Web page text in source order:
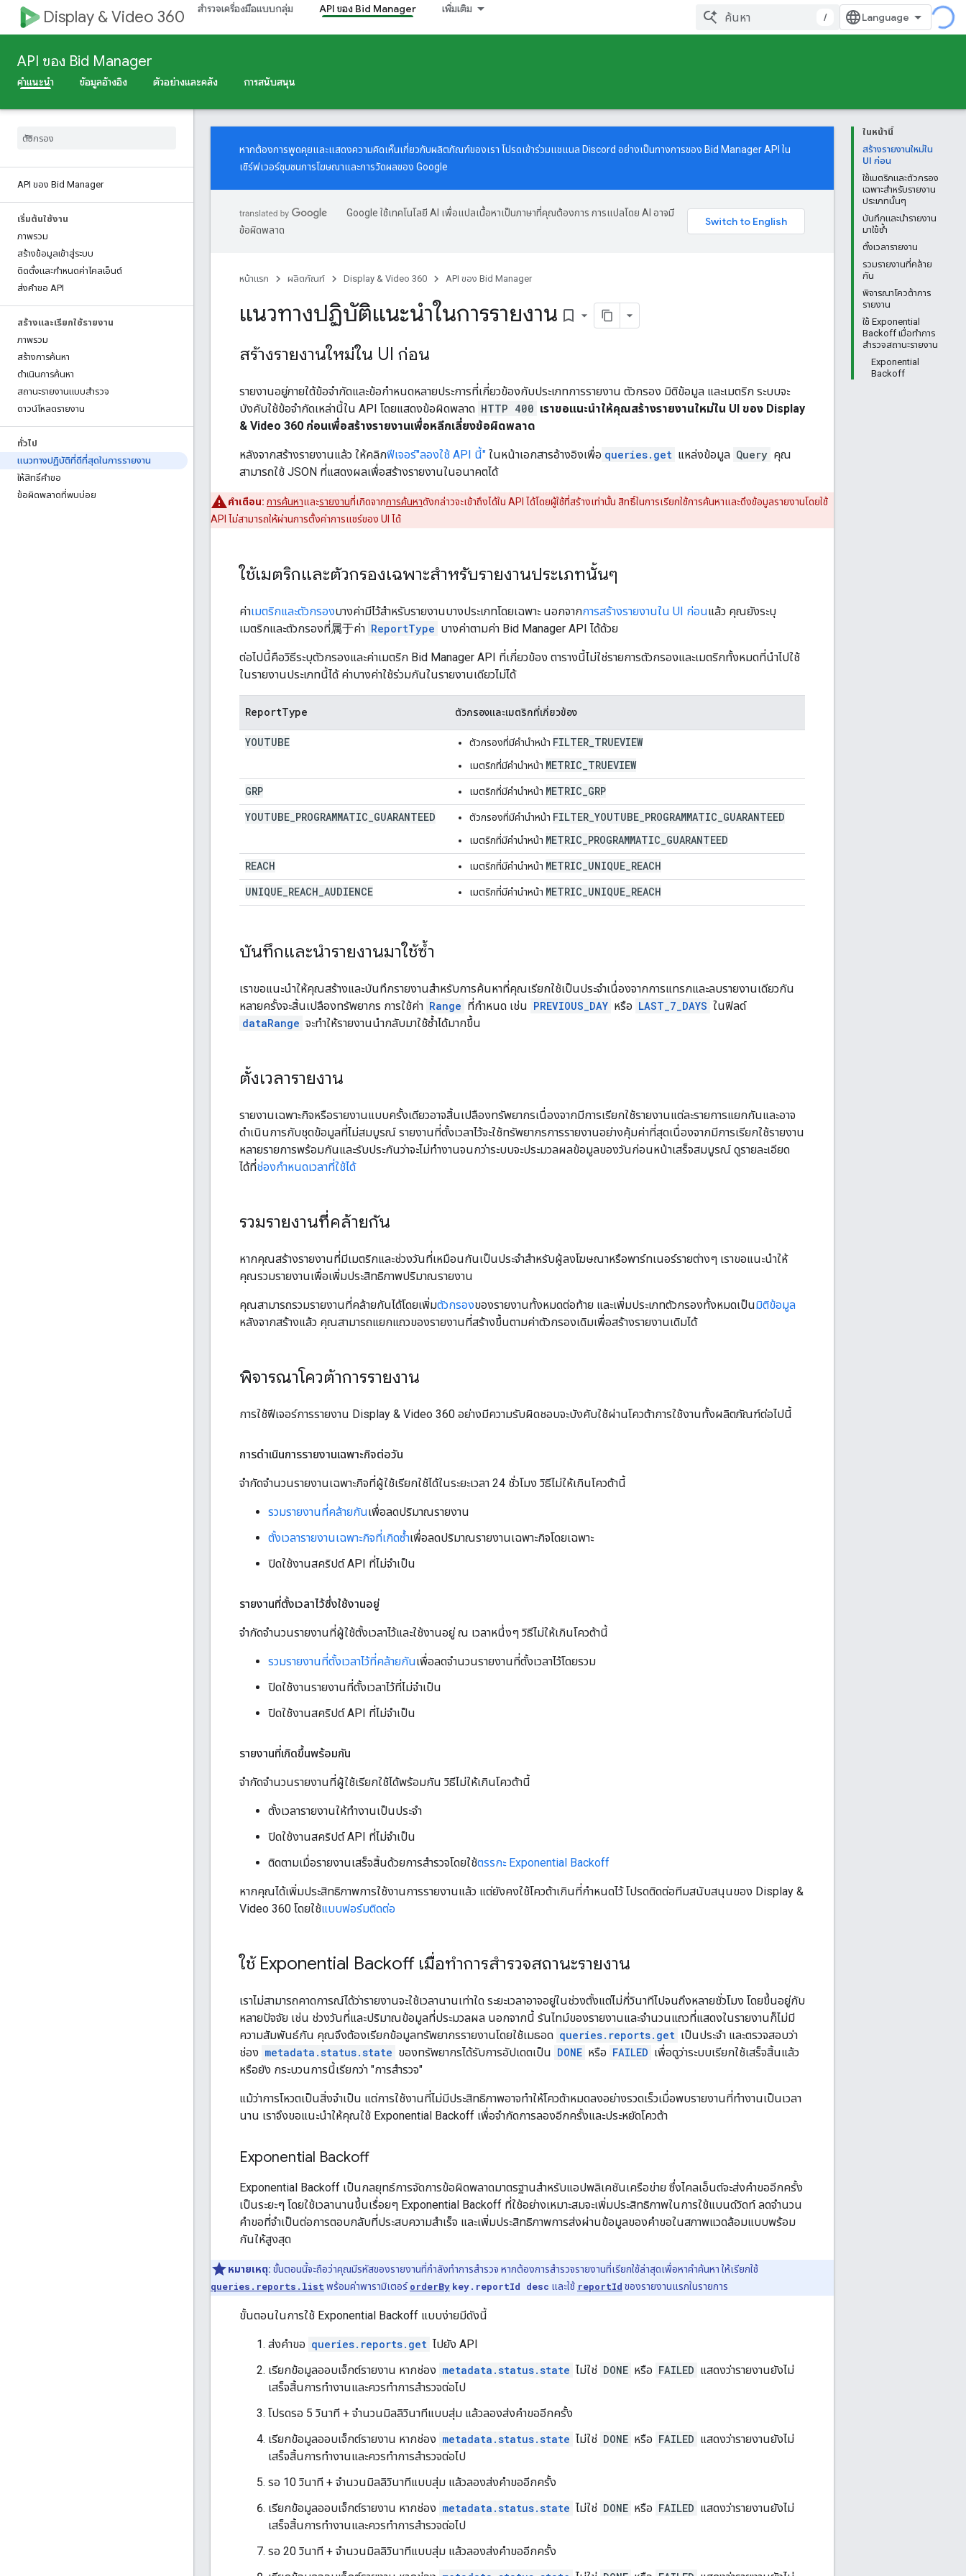
Display & Video 360 สำรวจเครื่องมือแบบกลุ่ม API ของ Bid Manager เพิ่มเติม
/
API ของ Bid Manager
คำแนะนำ ข้อมูลอ้างอิง ตัวอย่างและคลัง การสนับสนุน
API ของ Bid Manager
เริ่มต้นใช้งาน
ภาพรวม
สร้างข้อมูลเข้าสู่ระบบ
ติดตั้งและกำหนดค่าไคลเอ็นต์
ส่งคำขอ API
สร้างและเรียกใช้รายงาน
ภาพรวม
สร้างการค้นหา
ดำเนินการค้นหา
สถานะรายงานแบบสำรวจ
ดาวน์โหลดรายงาน
ทั่วไป
แนวทางปฏิบัติที่ดีที่สุดในการรายงาน
ให้สิทธิ์คำขอ
ข้อผิดพลาดที่พบบ่อย
ในหน้านี้
สร้างรายงานใหม่ใน
UI ก่อน
ใช้เมตริกและตัวกรอง
เฉพาะสำหรับรายงาน
ประเภทนั้นๆ
บันทึกและนํารายงาน
มาใช้ซ้ำ
ตั้งเวลารายงาน
รวมรายงานที่คล้าย
กัน
พิจารณาโควต้าการ
รายงาน
ใช้ Exponential
Backoff เมื่อทำการ
สำรวจสถานะรายงาน
Exponential
Backoff
หากต้องการพูดคุยและแสดงความคิดเห็นเกี่ยวกับผลิตภัณฑ์ของเรา โปรดเข้าร่วมแชแนล Discord อย่างเป็นทางการของ Bid Manager API ใน
เซิร์ฟเวอร์ชุมชนการโฆษณาและการวัดผลของ Google
Google ใช้เทคโนโลยี AI เพื่อแปลเนื้อหาเป็นภาษาที่คุณต้องการ การแปลโดย AI อาจมี
ข้อผิดพลาด
หน้าแรก ผลิตภัณฑ์ Display & Video 360 API ของ Bid Manager
แนวทางปฏิบัติแนะนําในการรายงาน bookmark_border
สร้างรายงานใหม่ใน UI ก่อน
รายงานอยู่ภายใต้ข้อจํากัดและข้อกําหนดหลายประการที่เกี่ยวข้องกับประเภทการรายงาน ตัวกรอง มิติข้อมูล และเมตริก ระบบจะ
บังคับใช้ข้อจำกัดเหล่านี้ใน API โดยแสดงข้อผิดพลาด HTTP 400 เราขอแนะนําให้คุณสร้างรายงานใหม่ใน UI ของ Display
& Video 360 ก่อนเพื่อสร้างรายงานเพื่อหลีกเลี่ยงข้อผิดพลาด
หลังจากสร้างรายงานแล้ว ให้คลิกฟีเจอร์"ลองใช้ API นี้" ในหน้าเอกสารอ้างอิงเพื่อ queries.get แหล่งข้อมูล Query คุณ
สามารถใช้ JSON ที่แสดงผลเพื่อสร้างรายงานในอนาคตได้
คำเตือน: การค้นหาและรายงานที่เกิดจากการค้นหาดังกล่าวจะเข้าถึงได้ใน API ได้โดยผู้ใช้ที่สร้างเท่านั้น สิทธิ์ในการเรียกใช้การค้นหาและดึงข้อมูลรายงานโดยใช้
API ไม่สามารถให้ผ่านการตั้งค่าการแชร์ของ UI ได้
ใช้เมตริกและตัวกรองเฉพาะสำหรับรายงานประเภทนั้นๆ
ค่าเมตริกและตัวกรองบางค่ามีไว้สําหรับรายงานบางประเภทโดยเฉพาะ นอกจากการสร้างรายงานใน UI ก่อนแล้ว คุณยังระบุ
เมตริกและตัวกรองที่属于ค่า ReportType บางค่าตามค่า Bid Manager API ได้ด้วย
ต่อไปนี้คือวิธีระบุตัวกรองและค่าเมตริก Bid Manager API ที่เกี่ยวข้อง ตารางนี้ไม่ใช่รายการตัวกรองและเมตริกทั้งหมดที่นําไปใช้
ในรายงานประเภทนี้ได้ ค่าบางค่าใช้ร่วมกันในรายงานเดียวไม่ได้
ReportType ตัวกรองและเมตริกที่เกี่ยวข้อง
YOUTUBE ตัวกรองที่มีคำนำหน้า FILTER_TRUEVIEW
เมตริกที่มีคำนำหน้า METRIC_TRUEVIEW
GRP
เมตริกที่มีคำนำหน้า METRIC_GRP
YOUTUBE PROGRAMMATIC GUARANTEED ตัวกรองที่มีคำนำหน้า FILTER_YOUTUBE_PROGRAMMATIC_GUARANTEED
เมตริกที่มีคำนำหน้า METRIC_PROGRAMMATIC_GUARANTEED
REACH
เมตริกที่มีคำนำหน้า METRIC_UNIQUE_REACH
UNIQUE REACH AUDIENCE เมตริกที่มีคำนำหน้า METRIC_UNIQUE_REACH
บันทึกและนํารายงานมาใช้ซ้ำ
เราขอแนะนําให้คุณสร้างและบันทึกรายงานสําหรับการค้นหาที่คุณเรียกใช้เป็นประจำเนื่องจากการแทรกและลบรายงานเดียวกัน
หลายครั้งจะสิ้นเปลืองทรัพยากร การใช้ค่า Range ที่กำหนด เช่น PREVIOUS_DAY หรือ LAST_7_DAYS ในฟิลด์
dataRange จะทำให้รายงานนํากลับมาใช้ซ้ำได้มากขึ้น
ตั้งเวลารายงาน
รายงานเฉพาะกิจหรือรายงานแบบครั้งเดียวอาจสิ้นเปลืองทรัพยากรเนื่องจากมีการเรียกใช้รายงานแต่ละรายการแยกกันและอาจ
ดำเนินการกับชุดข้อมูลที่ไม่สมบูรณ์ รายงานที่ตั้งเวลาไว้จะใช้ทรัพยากรการรายงานอย่างคุ้มค่าที่สุดเนื่องจากมีการเรียกใช้รายงาน
หลายรายการพร้อมกันและรับประกันว่าจะไม่ทํางานจนกว่าระบบจะประมวลผลข้อมูลของวันก่อนหน้าเสร็จสมบูรณ์ ดูรายละเอียด
ได้ที่ช่องกำหนดเวลาที่ใช้ได้
รวมรายงานที่คล้ายกัน
หากคุณสร้างรายงานที่มีเมตริกและช่วงวันที่เหมือนกันเป็นประจำสําหรับผู้ลงโฆษณาหรือพาร์ทเนอร์รายต่างๆ เราขอแนะนําให้
คุณรวมรายงานเพื่อเพิ่มประสิทธิภาพปริมาณรายงาน
คุณสามารถรวมรายงานที่คล้ายกันได้โดยเพิ่มตัวกรองของรายงานทั้งหมดต่อท้าย และเพิ่มประเภทตัวกรองทั้งหมดเป็นมิติข้อมูล
หลังจากสร้างแล้ว คุณสามารถแยกแถวของรายงานที่สร้างขึ้นตามค่าตัวกรองเดิมเพื่อสร้างรายงานเดิมได้
พิจารณาโควต้าการรายงาน
การใช้ฟีเจอร์การรายงาน Display & Video 360 อย่างมีความรับผิดชอบจะบังคับใช้ผ่านโควต้าการใช้งานทั้งผลิตภัณฑ์ต่อไปนี้
การดำเนินการรายงานเฉพาะกิจต่อวัน
จํากัดจํานวนรายงานเฉพาะกิจที่ผู้ใช้เรียกใช้ได้ในระยะเวลา 24 ชั่วโมง วิธีไม่ให้เกินโควต้านี้
รวมรายงานที่คล้ายกันเพื่อลดปริมาณรายงาน
ตั้งเวลารายงานเฉพาะกิจที่เกิดซ้ำเพื่อลดปริมาณรายงานเฉพาะกิจโดยเฉพาะ
ปิดใช้งานสคริปต์ API ที่ไม่จำเป็น
รายงานที่ตั้งเวลาไว้ซึ่งใช้งานอยู่
จํากัดจํานวนรายงานที่ผู้ใช้ตั้งเวลาไว้และใช้งานอยู่ ณ เวลาหนึ่งๆ วิธีไม่ให้เกินโควต้านี้
รวมรายงานที่ตั้งเวลาไว้ที่คล้ายกันเพื่อลดจํานวนรายงานที่ตั้งเวลาไว้โดยรวม
ปิดใช้งานรายงานที่ตั้งเวลาไว้ที่ไม่จําเป็น
ปิดใช้งานสคริปต์ API ที่ไม่จำเป็น
รายงานที่เกิดขึ้นพร้อมกัน
จํากัดจํานวนรายงานที่ผู้ใช้เรียกใช้ได้พร้อมกัน วิธีไม่ให้เกินโควต้านี้
ตั้งเวลารายงานให้ทํางานเป็นประจํา
ปิดใช้งานสคริปต์ API ที่ไม่จำเป็น
ติดตามเมื่อรายงานเสร็จสิ้นด้วยการสำรวจโดยใช้ตรรกะ Exponential Backoff
หากคุณได้เพิ่มประสิทธิภาพการใช้งานการรายงานแล้ว แต่ยังคงใช้โควต้าเกินที่กำหนดไว้ โปรดติดต่อทีมสนับสนุนของ Display &
Video 360 โดยใช้แบบฟอร์มติดต่อ
ใช้ Exponential Backoff เมื่อทำการสำรวจสถานะรายงาน
เราไม่สามารถคาดการณ์ได้ว่ารายงานจะใช้เวลานานเท่าใด ระยะเวลาอาจอยู่ในช่วงตั้งแต่ไม่กี่วินาทีไปจนถึงหลายชั่วโมง โดยขึ้นอยู่กับ
หลายปัจจัย เช่น ช่วงวันที่และปริมาณข้อมูลที่ประมวลผล นอกจากนี้ รันไทม์ของรายงานและจํานวนแถวที่แสดงในรายงานก็ไม่มี
ความสัมพันธ์กัน คุณจึงต้องเรียกข้อมูลทรัพยากรรายงานโดยใช้เมธอด queries.reports.get เป็นประจํา และตรวจสอบว่า
ช่อง metadata.status.state ของทรัพยากรได้รับการอัปเดตเป็น DONE หรือ FAILED เพื่อดูว่าระบบเรียกใช้เสร็จสิ้นแล้ว
หรือยัง กระบวนการนี้เรียกว่า "การสำรวจ"
แม้ว่าการโหวตเป็นสิ่งจําเป็น แต่การใช้งานที่ไม่มีประสิทธิภาพอาจทำให้โควต้าหมดลงอย่างรวดเร็วเมื่อพบรายงานที่ทำงานเป็นเวลา
นาน เราจึงขอแนะนำให้คุณใช้ Exponential Backoff เพื่อจำกัดการลองอีกครั้งและประหยัดโควต้า
Exponential Backoff
Exponential Backoff เป็นกลยุทธ์การจัดการข้อผิดพลาดมาตรฐานสําหรับแอปพลิเคชันเครือข่าย ซึ่งไคลเอ็นต์จะส่งคําขออีกครั้ง
เป็นระยะๆ โดยใช้เวลานานขึ้นเรื่อยๆ Exponential Backoff ที่ใช้อย่างเหมาะสมจะเพิ่มประสิทธิภาพในการใช้แบนด์วิดท์ ลดจำนวน
คำขอที่จําเป็นต่อการตอบกลับที่ประสบความสําเร็จ และเพิ่มประสิทธิภาพการส่งผ่านข้อมูลของคําขอในสภาพแวดล้อมแบบพร้อม
กันให้สูงสุด
หมายเหตุ: ขั้นตอนนี้จะถือว่าคุณมีรหัสของรายงานที่กําลังทำการสำรวจ หากต้องการสำรวจรายงานที่เรียกใช้ล่าสุดเพื่อหาคำค้นหา ให้เรียกใช้
queries.reports.list พร้อมค่าพารามิเตอร์orderBy key.reportId desc และใช้ reportId ของรายงานแรกในรายการ
ขั้นตอนในการใช้ Exponential Backoff แบบง่ายมีดังนี้
ส่งคําขอ queries.reports.get ไปยัง API
เรียกข้อมูลออบเจ็กต์รายงาน หากช่อง metadata.status.state ไม่ใช่ DONE หรือ FAILED แสดงว่ารายงานยังไม่
เสร็จสิ้นการทำงานและควรทำการสำรวจต่อไป
โปรดรอ 5 วินาที + จำนวนมิลลิวินาทีแบบสุ่ม แล้วลองส่งคำขออีกครั้ง
เรียกข้อมูลออบเจ็กต์รายงาน หากช่อง metadata.status.state ไม่ใช่ DONE หรือ FAILED แสดงว่ารายงานยังไม่
เสร็จสิ้นการทำงานและควรทำการสำรวจต่อไป
รอ 10 วินาที + จำนวนมิลลิวินาทีแบบสุ่ม แล้วลองส่งคำขออีกครั้ง
เรียกข้อมูลออบเจ็กต์รายงาน หากช่อง metadata.status.state ไม่ใช่ DONE หรือ FAILED แสดงว่ารายงานยังไม่
เสร็จสิ้นการทำงานและควรทำการสำรวจต่อไป
รอ 20 วินาที + จำนวนมิลลิวินาทีแบบสุ่ม แล้วลองส่งคำขออีกครั้ง